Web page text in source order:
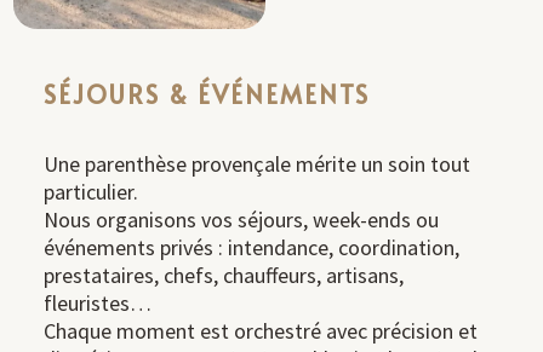
SÉJOURS & ÉVÉNEMENTS
Une parenthèse provençale mérite un soin tout
particulier.
Nous organisons vos séjours, week-ends ou
événements privés : intendance, coordination,
prestataires, chefs, chauffeurs, artisans,
fleuristes…
Chaque moment est orchestré avec précision et